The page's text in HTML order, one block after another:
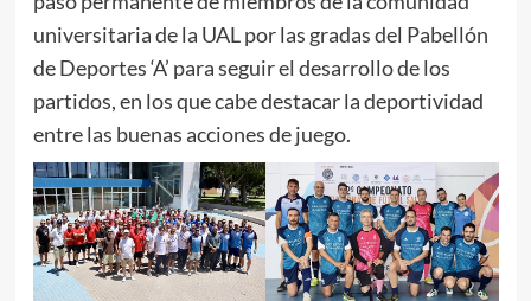
universitaria de la UAL por las gradas del Pabellón
de Deportes ‘A’ para seguir el desarrollo de los
partidos, en los que cabe destacar la deportividad
entre las buenas acciones de juego.